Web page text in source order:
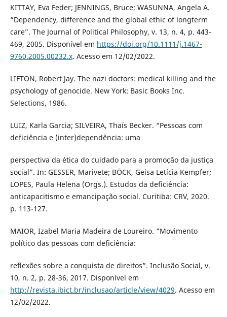
KITTAY, Eva Feder; JENNINGS, Bruce; WASUNNA, Angela A.
“Dependency, difference and the global ethic of longterm
care”. The Journal of Political Philosophy, v. 13, n. 4, p. 443-
469, 2005. Disponível em https://doi.org/10.1111/j.1467-
9760.2005.00232.x. Acesso em 12/02/2022.
LIFTON, Robert Jay. The nazi doctors: medical killing and the
psychology of genocide. New York: Basic Books Inc.
Selections, 1986.
LUIZ, Karla Garcia; SILVEIRA, Thaís Becker. “Pessoas com
deficiência e (inter)dependência: uma
perspectiva da ética do cuidado para a promoção da justiça
social”. In: GESSER, Marivete; BÖCK, Geisa Letícia Kempfer;
LOPES, Paula Helena (Orgs.). Estudos da deficiência:
anticapacitismo e emancipação social. Curitiba: CRV, 2020.
p. 113-127.
MAIOR, Izabel Maria Madeira de Loureiro. “Movimento
político das pessoas com deficiência:
reflexões sobre a conquista de direitos”. Inclusão Social, v.
10, n. 2, p. 28-36, 2017. Disponível em
http://revista.ibict.br/inclusao/article/view/4029. Acesso em
12/02/2022.